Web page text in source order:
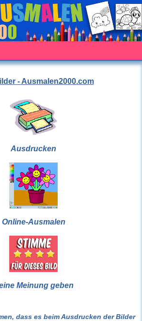
- Ausmalen2000.com
Ausdrucken
Online-Ausmalen
Meinung geben
dass es beim Ausdrucken der Bilder